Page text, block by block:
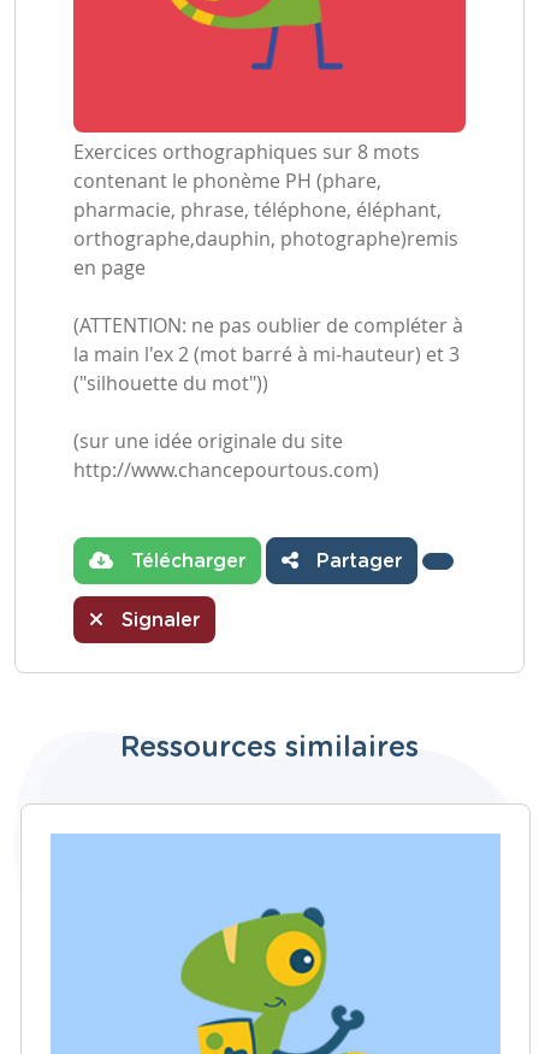
Exercices orthographiques sur 8 mots
contenant le phonème PH (phare,
pharmacie, phrase, téléphone, éléphant,
orthographe,dauphin, photographe)remis
en page
(ATTENTION: ne pas oublier de compléter à
la main l'ex 2 (mot barré à mi-hauteur) et 3
("silhouette du mot"))
(sur une idée originale du site
http://www.chancepourtous.com)
Télécharger Partager
Signaler
Ressources similaires